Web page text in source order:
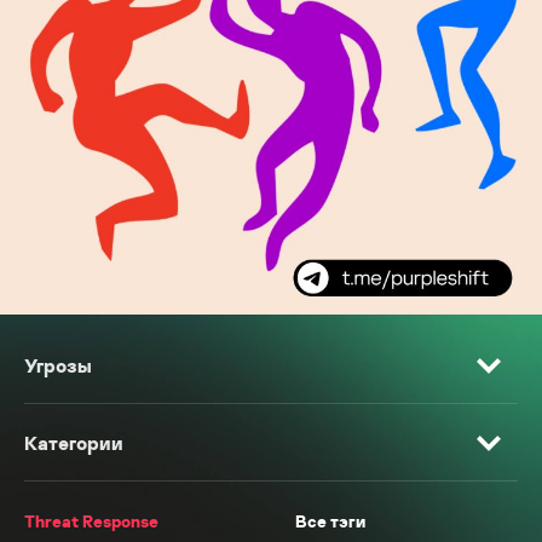
Угрозы
Категории
Threat Response
Все тэги